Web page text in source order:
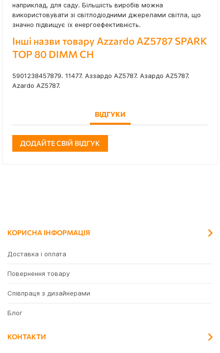
наприклад, для саду. Більшість виробів можна
використовувати зі світлодіодними джерелами світла, що
значно підвищує їх енергоефективність.
Інші назви товару Azzardo AZ5787 SPARK
TOP 80 DIMM CH
5901238457879. 11477. Аззардо AZ5787. Азардо AZ5787.
Azardo AZ5787.
ВІДГУКИ
ДОДАЙТЕ СВІЙ ВІДГУК
КОРИСНА ІНФОРМАЦІЯ
Доставка і оплата
Повернення товару
Співпраця з дизайнерами
Блог
КОНТАКТИ